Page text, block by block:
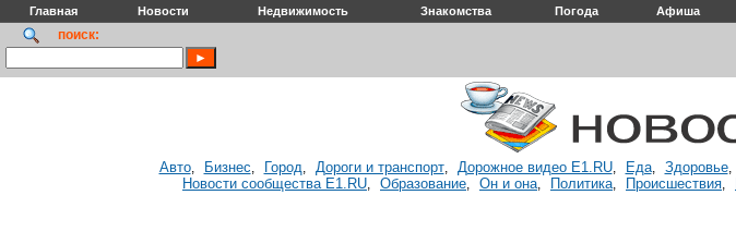
Главная Новости Недвижимость Знакомства Погода Афиша
поиск:
Авто, Бизнес, Город, Дороги и транспорт, Дорожное видео E1.RU, Еда, Здоровье,
Новости сообщества E1.RU, Образование, Он и она, Политика, Происшествия,